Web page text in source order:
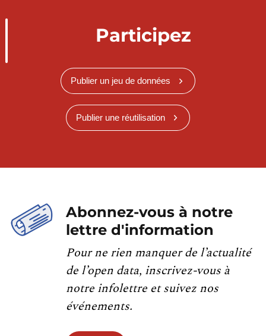
Participez
Publier un jeu de données
Publier une réutilisation
Abonnez-vous à notre
lettre d'information
Pour ne rien manquer de l’actualité
de l’open data, inscrivez-vous à
notre infolettre et suivez nos
événements.